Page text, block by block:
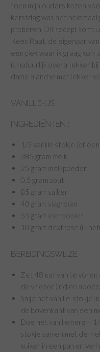
toen mijn ouders kozen
kerstdag was het
proberen. Dit recept komt
Kees Raat, de eigenaar
een plek waar ik graag kom
is natuurlijk overal lekker
dame blanche met lekker
VANILLE-IJS
INGREDIËNTEN :
1/2 vanille stokje (of
385 gram melk
25 gram melkpoeder
0.5 gram zout
85 gram suiker
40 gram slagroom
55 gram eierdooier
10 gram dextrose (ik
BEREIDINGSWIJZE :
Zet 48 uur van te voren
de vriezer (indien
Snijd het vanille-stokje
de bovenkant van een
Doe het vanillemerg +
stokje samen met de
suiker in een pan en